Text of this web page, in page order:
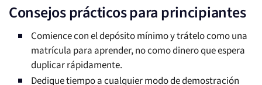
Consejos prácticos para principiantes
Comience con el depósito mínimo y trátelo como una
matrícula para aprender, no como dinero que espera
duplicar rápidamente.
Dedique tiempo a cualquier modo de demostración